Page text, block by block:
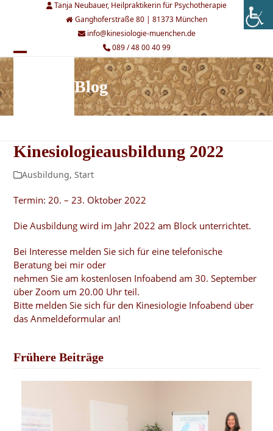
Tanja Neubauer, Heilpraktikerin für Psychotherapie
Ganghoferstraße 80 | 81373 München
info@kinesiologie-muenchen.de
089 / 48 00 40 99
Open
mobile
menu
Close
mobile
menu
Blog
Kinesiologieausbildung 2022
Ausbildung,Start
Termin: 20. – 23. Oktober 2022
Die Ausbildung wird im Jahr 2022 am Block unterrichtet.
Bei Interesse melden Sie sich für eine telefonische
Beratung bei mir oder
nehmen Sie am kostenlosen Infoabend am 30. September
über Zoom um 20.00 Uhr teil.
Bitte melden Sie sich für den Kinesiologie Infoabend über
das Anmeldeformular an!
Frühere Beiträge